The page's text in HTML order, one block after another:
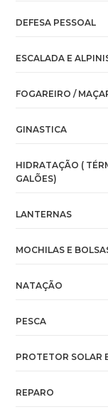
DEFESA PESSOAL
ESCALADA E
FOGAREIRO /
GINASTICA
HIDRATAÇÃO (
GALÕES)
LANTERNAS
MOCHILAS E
NATAÇÃO
PESCA
PROTETOR SOLAR
REPARO